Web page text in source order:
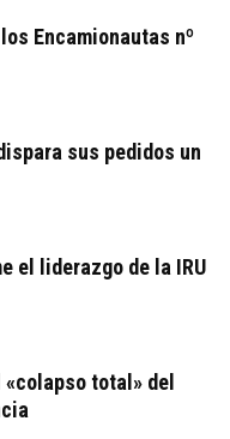
Encamionautas nº
sus pedidos un
el liderazgo de la IRU
«colapso total» del